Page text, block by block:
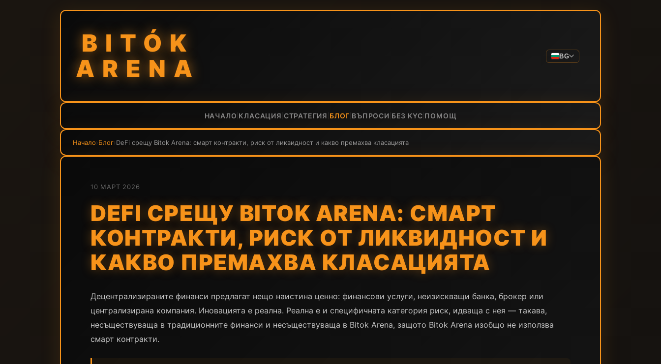
BITÓK
ARENA
BG
НАЧАЛО КЛАСАЦИЯ СТРАТЕГИЯ БЛОГ ВЪПРОСИ БЕЗ KYC ПОМОЩ
Начало›Блог›DeFi срещу Bitok Arena: смарт контракти, риск от ликвидност и какво премахва класацията
10 МАРТ 2026
DEFI СРЕЩУ BITOK ARENA: СМАРТ
КОНТРАКТИ, РИСК ОТ ЛИКВИДНОСТ И
КАКВО ПРЕМАХВА КЛАСАЦИЯТА
Децентрализираните финанси предлагат нещо наистина ценно: финансови услуги, неизискващи банка, брокер или
централизирана компания. Иновацията е реална. Реална е и специфичната категория риск, идваща с нея — такава,
несъществуваща в традиционните финанси и несъществуваща в Bitok Arena, защото Bitok Arena изобщо не използва
смарт контракти.